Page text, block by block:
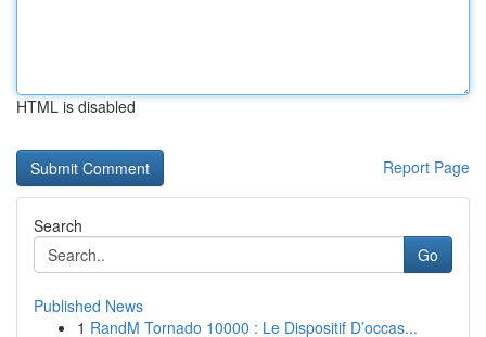
HTML is disabled
Report Page
Search
Go
Published News
1 RandM Tornado 10000 : Le Dispositif D’occas...